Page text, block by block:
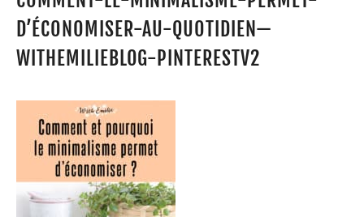
D’ÉCONOMISER-AU-QUOTIDIEN—
WITHEMILIEBLOG-PINTERESTV2